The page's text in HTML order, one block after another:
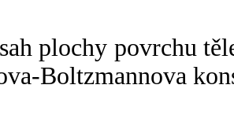
plochy povrchu
Boltzmannova